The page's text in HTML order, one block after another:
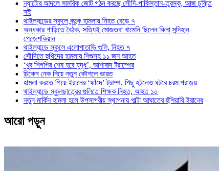
ন্যাটোর আদলে সামরিক জোট গঠন করছে সৌদি-পাকিস্তান-তুরস্ক, আজ চুক্তি
সই
থাইল্যান্ডের স্কুলে বন্দুক হামলায় নিহত বেড়ে ৭
অন্ধকার গাড়িতে বৈঠক, সত্যিই মোজতবা খামেনি ছিলেন কিনা সন্দিহান
পেজেশকিয়ান
থাইল্যান্ডে স্কুলে এলোপাতাড়ি গুলি, নিহত ৭
সৌদিতে হুথিদের হামলায় শিশুসহ ১১ জন আহত
‘খুব শিগগির শেষ হবে যুদ্ধ’, আশাবাদ ট্রাম্পের
চিকেন নেক নিয়ে নতুন কৌশলে ভারত
হামলা করতে গিয়ে ইরানের ‘ফাঁদে’ ট্রাম্প, পিছু হটলেও ঘটবে চরম পরাজয়
থাইল্যান্ডে স্কুলছাত্রের গুলিতে শিক্ষক নিহত, আহত ১০
নতুন মার্কিন হামলা হলে উপসাগরীয় স্থাপনায় পাল্টা আঘাতের হুঁশিয়ারি ইরানের
আরো পড়ুন